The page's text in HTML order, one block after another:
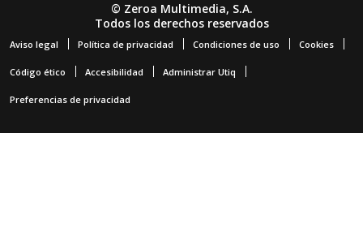
© Zeroa Multimedia, S.A.
Todos los derechos reservados
Aviso legal Política de privacidad Condiciones de uso Cookies
Código ético Accesibilidad Administrar Utiq
Preferencias de privacidad